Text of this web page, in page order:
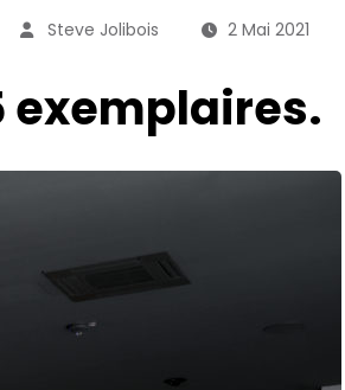
Steve Jolibois 2 Mai 2021
exemplaires.